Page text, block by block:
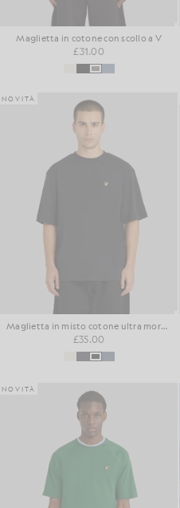
Maglietta in cotone con scollo a V
£31.00
NOVITÀ
Maglietta in misto cotone ultra morbido
£35.00
NOVITÀ